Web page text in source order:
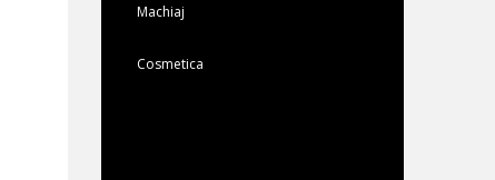
Machiaj
Cosmetica